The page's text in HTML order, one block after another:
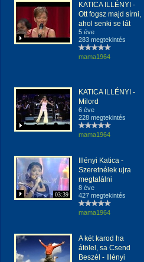
KATICA ILLÉNYI -
Ott fogsz majd sírni,
ahol senki se lát
5 éve
283 megtekintés
mama1964
KATICA ILLÉNYI -
Milord
6 éve
228 megtekintés
mama1964
03:39
Illényi Katica -
Szeretnélek ujra
megtalálni
8 éve
427 megtekintés
mama1964
A két karod ha
átölel, sa Csend
Beszél - Illényi